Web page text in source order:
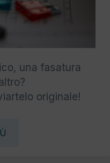
una fasatura
originale!